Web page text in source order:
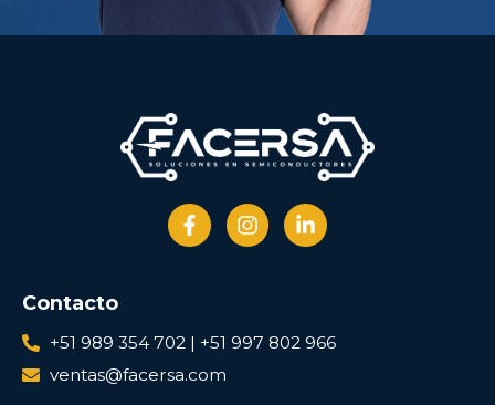
Contacto
+51 989 354 702 | +51 997 802 966
ventas@facersa.com